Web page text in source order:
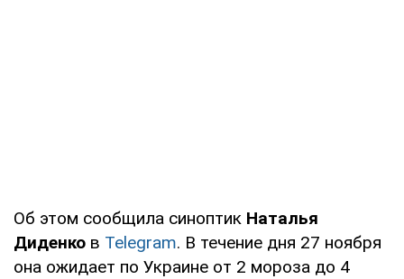
Об этом сообщила синоптик Наталья
Диденко в Telegram. В течение дня 27 ноября
она ожидает по Украине от 2 мороза до 4